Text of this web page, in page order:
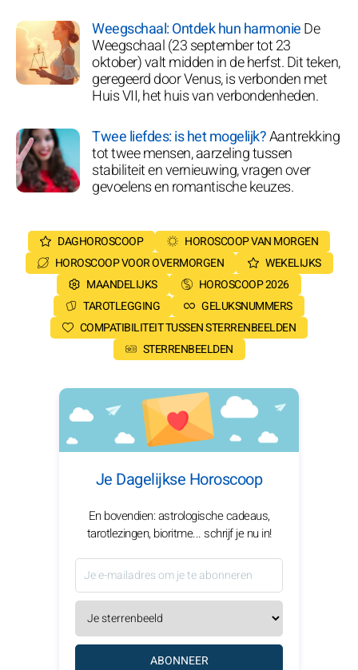
Weegschaal: Ontdek hun harmonieDe
Weegschaal (23 september tot 23
oktober) valt midden in de herfst. Dit teken,
geregeerd door Venus, is verbonden met
Huis VII, het huis van verbondenheden.
Twee liefdes: is het mogelijk?Aantrekking
tot twee mensen, aarzeling tussen
stabiliteit en vernieuwing, vragen over
gevoelens en romantische keuzes.
DAGHOROSCOOP
HOROSCOOP VAN MORGEN
HOROSCOOP VOOR OVERMORGEN
WEKELIJKS
MAANDELIJKS
HOROSCOOP 2026
TAROTLEGGING
GELUKSNUMMERS
COMPATIBILITEIT TUSSEN STERRENBEELDEN
STERRENBEELDEN
Je Dagelijkse Horoscoop
En bovendien: astrologische cadeaus,
tarotlezingen, bioritme... schrijf je nu in!
ABONNEER